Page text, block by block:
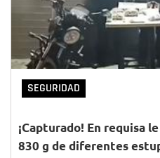
SEGURIDAD
¡Capturado! En requisa
830 g de diferentes